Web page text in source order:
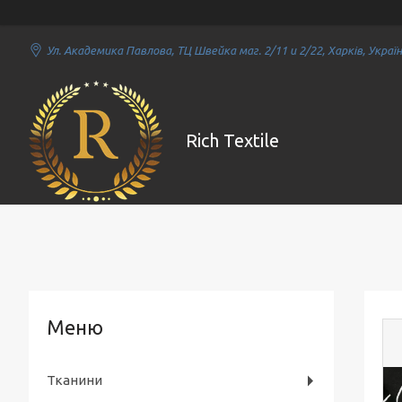
Ул. Академика Павлова, ТЦ Швейка маг. 2/11 и 2/22, Харків,
Rich Textile
Тканини